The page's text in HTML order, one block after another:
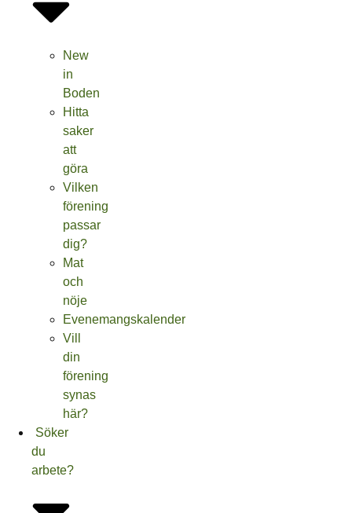
New
in
Boden
Hitta
saker
att
göra
Vilken
förening
passar
dig?
Mat
och
nöje
Evenemangskalender
Vill
din
förening
synas
här?
Söker
du
arbete?